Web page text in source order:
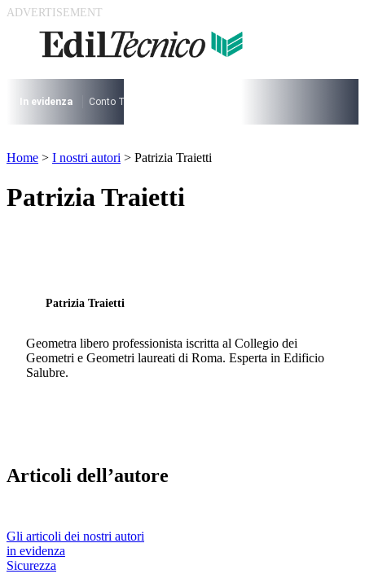
Vai
contenuto
I più cercati
Lorem ipsum dolor sit amet consectetur
In evidenza Conto Termico
I più cercati
Lorem ipsum dolor sit amet consectetur
Lorem ipsum dolor sit amet consectetur
Home > I nostri autori > Patrizia Traietti
Patrizia Traietti
Patrizia Traietti
Geometra libero professionista iscritta al Collegio dei
Geometri e Geometri laureati di Roma. Esperta in Edificio
Salubre.
Articoli dell’autore
Gli articoli dei nostri autori
in evidenza
Sicurezza